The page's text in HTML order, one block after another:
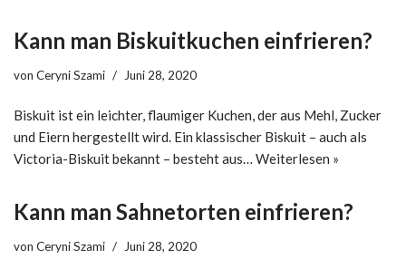
Kann man Biskuitkuchen einfrieren?
von Ceryni Szami Juni 28, 2020
Biskuit ist ein leichter, flaumiger Kuchen, der aus Mehl, Zucker
und Eiern hergestellt wird. Ein klassischer Biskuit – auch als
Victoria-Biskuit bekannt – besteht aus… Weiterlesen »
Kann man Sahnetorten einfrieren?
von Ceryni Szami Juni 28, 2020